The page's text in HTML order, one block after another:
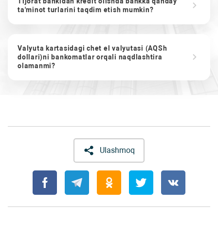
ta'minot turlarini taqdim etish mumkin?
Valyuta kartasidagi chet el valyutasi (AQSh
dollari)ni bankomatlar orqali naqdlashtira
olamanmi?
Ulashmoq